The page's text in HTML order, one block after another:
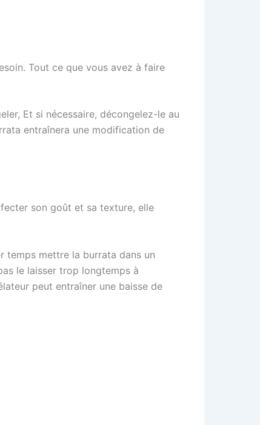
Tout ce que vous avez à faire
Et si nécessaire, décongelez-le au
entraînera une modification de
son goût et sa texture, elle
temps mettre la burrata dans un
le laisser trop longtemps à
peut entraîner une baisse de